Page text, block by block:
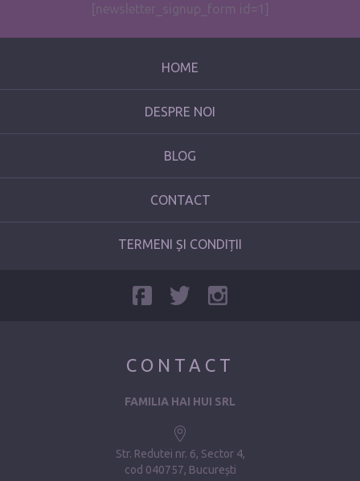
[newsletter_signup_form id=1]
HOME
DESPRE NOI
BLOG
CONTACT
TERMENI ȘI CONDIȚII
CONTACT
FAMILIA HAI HUI SRL
Str. Redutei nr. 6, Sector 4
cod 040757, București